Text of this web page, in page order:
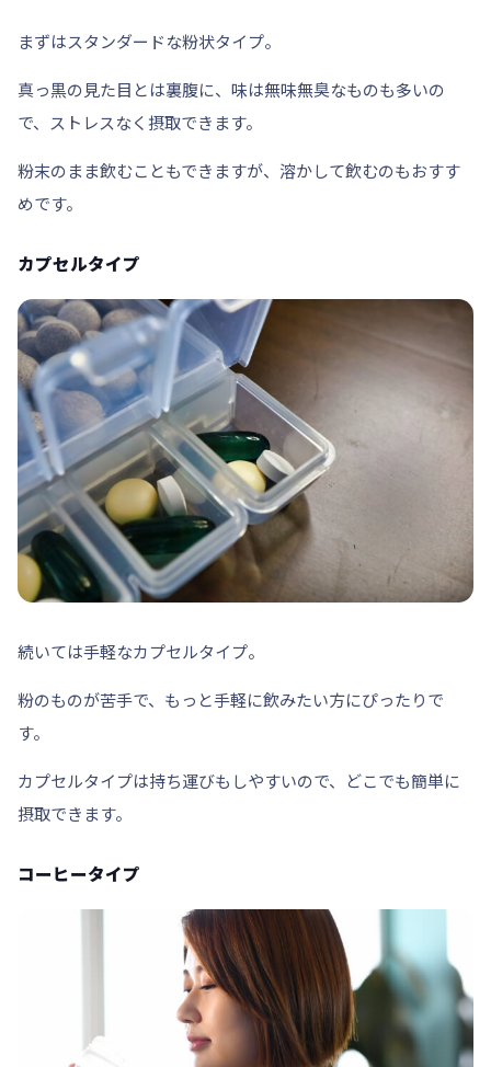
まずはスタンダードな粉状タイプ。
真っ黒の見た目とは裏腹に、味は無味無臭なものも多いの
で、ストレスなく摂取できます。
粉末のまま飲むこともできますが、溶かして飲むのもおすす
めです。
カプセルタイプ
続いては手軽なカプセルタイプ。
粉のものが苦手で、もっと手軽に飲みたい方にぴったりで
す。
カプセルタイプは持ち運びもしやすいので、どこでも簡単に
摂取できます。
コーヒータイプ